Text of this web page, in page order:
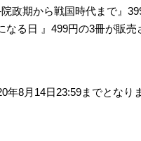
期から戦国時代まで』
る日 』499円の3冊が販売
8月14日23:59までとなり